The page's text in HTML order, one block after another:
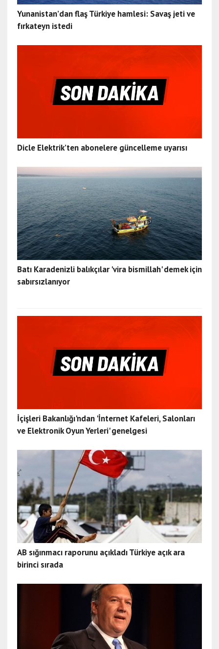
Yunanistan’dan flaş Türkiye hamlesi: Savaş jeti ve
fırkateyn istedi
Dicle Elektrik’ten abonelere güncelleme uyarısı
Batı Karadenizli balıkçılar 'vira bismillah' demek için
sabırsızlanıyor
İçişleri Bakanlığı'ndan 'İnternet Kafeleri, Salonları
ve Elektronik Oyun Yerleri' genelgesi
AB sığınmacı raporunu açıkladı Türkiye açık ara
birinci sırada